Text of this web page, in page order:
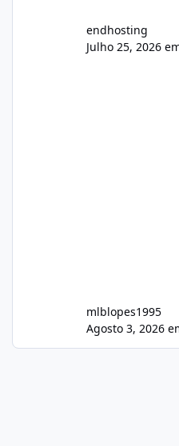
endhosting
Julho 25, 2026
mlblopes1995
Agosto 3, 2026